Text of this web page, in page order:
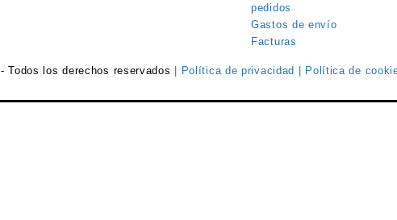
pedidos
Gastos de envío
Facturas
- Todos los derechos reservados | Política de privacidad | Política de